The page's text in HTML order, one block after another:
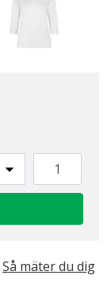
Så mäter du dig